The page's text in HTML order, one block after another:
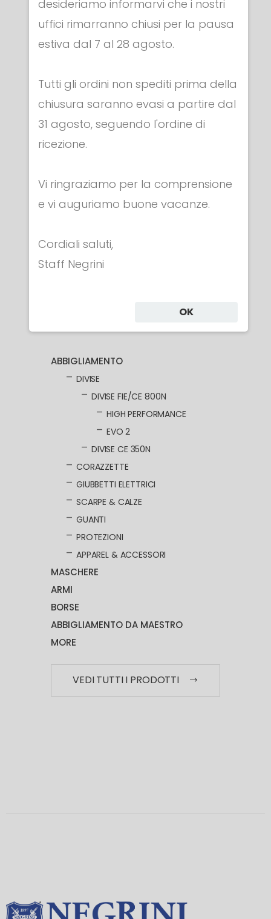
Bandiera ITALIA ricamata
€ 9.00
ABBIGLIAMENTO
DIVISE
DIVISE FIE/CE 800N
HIGH PERFORMANCE
EVO 2
DIVISE CE 350N
CORAZZETTE
GIUBBETTI ELETTRICI
SCARPE & CALZE
GUANTI
PROTEZIONI
APPAREL & ACCESSORI
MASCHERE
ARMI
BORSE
ABBIGLIAMENTO DA MAESTRO
MORE
VEDI TUTTI I PRODOTTI
desideriamo informarvi che i nostri
uffici rimarranno chiusi per la pausa
estiva dal 7 al 28 agosto.
Tutti gli ordini non spediti prima della
chiusura saranno evasi a partire dal
31 agosto, seguendo l'ordine di
ricezione.
Vi ringraziamo per la comprensione
e vi auguriamo buone vacanze.
Cordiali saluti,
Staff Negrini
OK